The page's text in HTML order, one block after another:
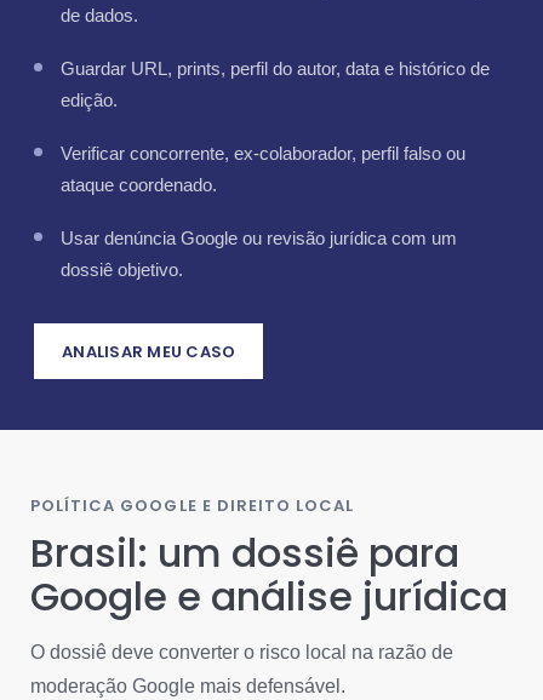
de dados.
Guardar URL, prints, perfil do autor, data e histórico de
edição.
Verificar concorrente, ex-colaborador, perfil falso ou
ataque coordenado.
Usar denúncia Google ou revisão jurídica com um
dossiê objetivo.
ANALISAR MEU CASO
POLÍTICA GOOGLE E DIREITO LOCAL
Brasil: um dossiê para
Google e análise jurídica
O dossiê deve converter o risco local na razão de
moderação Google mais defensável.